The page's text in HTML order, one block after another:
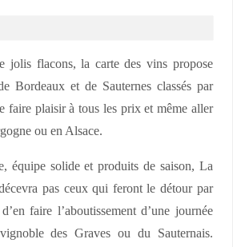
jolis flacons, la carte des vins propose
Bordeaux et de Sauternes classés par
faire plaisir à tous les prix et même aller
ou en Alsace.
équipe solide et produits de saison, La
pas ceux qui feront le détour par
faire l’aboutissement d’une journée
des Graves ou du Sauternais.